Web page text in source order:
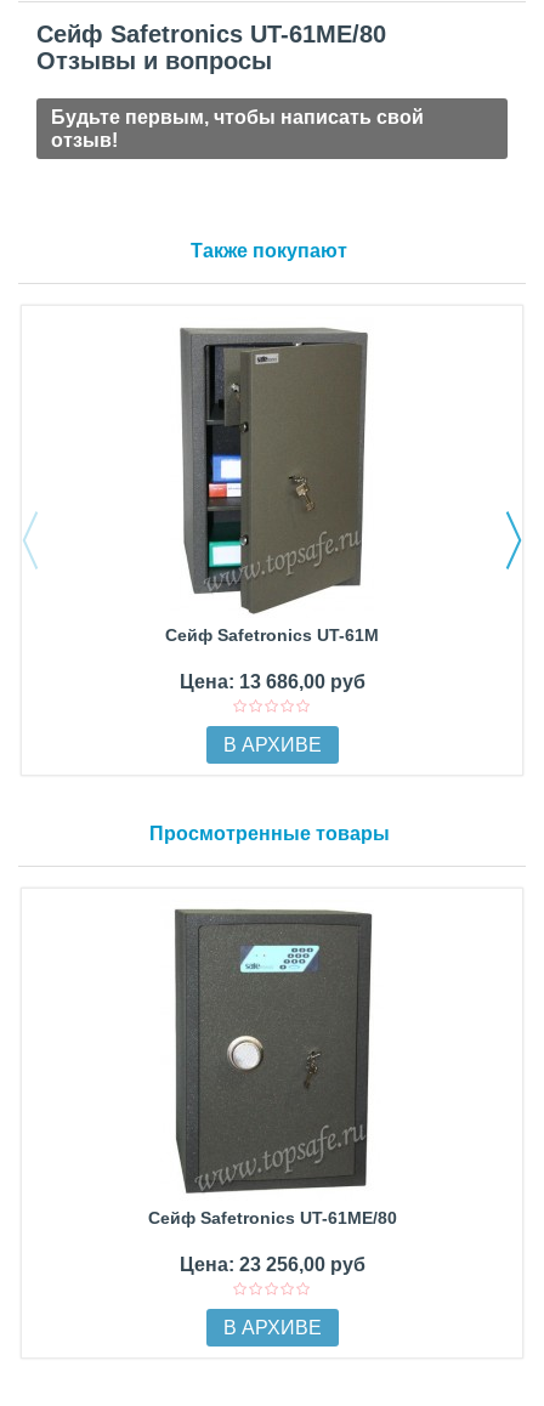
Сейф Safetronics UT-61ME/80
Отзывы и вопросы
Будьте первым, чтобы написать свой
отзыв!
Также покупают
Сейф Safetronics UT-61M
Цена: 13 686,00 руб
В АРХИВЕ
Просмотренные товары
Сейф Safetronics UT-61ME/80
Цена: 23 256,00 руб
В АРХИВЕ